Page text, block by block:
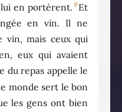
en portèrent. 9 Et
en vin. Il ne
vin, mais ceux qui
eux qui avaient
du repas appelle le
monde sert le bon
les gens ont bien